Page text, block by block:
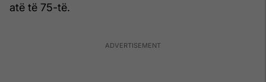
atë të 75-të.